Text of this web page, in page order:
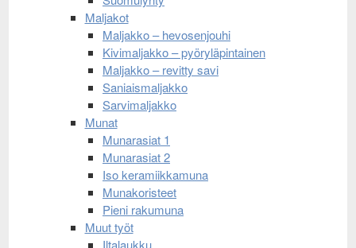
Maljakot
Maljakko – hevosenjouhi
Kivimaljakko – pyöryläpintainen
Maljakko – revitty savi
Saniaismaljakko
Sarvimaljakko
Munat
Munarasiat 1
Munarasiat 2
Iso keramiikkamuna
Munakoristeet
Pieni rakumuna
Muut työt
Iltalaukku